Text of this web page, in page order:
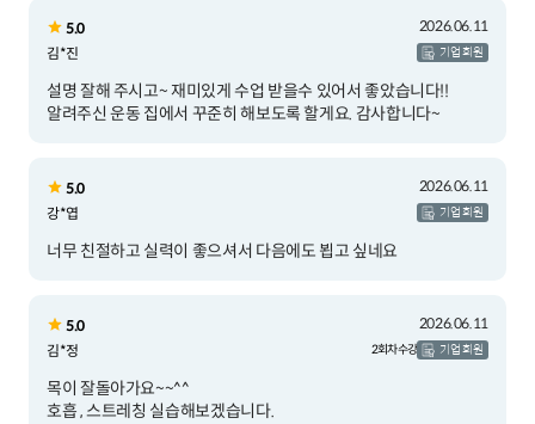
5.0
2026.06.11
김*진
기업 회원
설명 잘해 주시고~ 재미있게 수업 받을수 있어서 좋았습니다!!
알려주신 운동 집에서 꾸준히 해보도록 할게요. 감사합니다~
5.0
2026.06.11
강*엽
기업 회원
너무 친절하고 실력이 좋으셔서 다음에도 뵙고 싶네요
5.0
2026.06.11
김*정
2회차 수강 기업 회원
목이 잘돌아가요~~^^
호흡 , 스트레칭 실습해보겠습니다.